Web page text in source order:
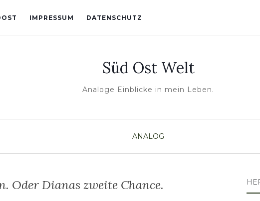
IMPRESSUM DATENSCHUTZ
Süd Ost Welt
Analoge Einblicke in mein Leben.
ANALOG
Oder Dianas zweite Chance.